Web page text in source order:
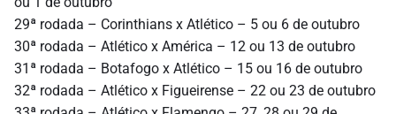
29ª rodada – Corinthians x Atlético – 5 ou 6 de outubro
30ª rodada – Atlético x América – 12 ou 13 de outubro
31ª rodada – Botafogo x Atlético – 15 ou 16 de outubro
32ª rodada – Atlético x Figueirense – 22 ou 23 de outubro